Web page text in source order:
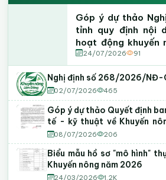
Góp ý dự thảo
tỉnh quy định nội
hoạt động khuyến
tỉnh Lâm Đồng
24/07/2026 91
Nghị định số 268/2026/NĐ-
02/07/2026 465
Góp ý dự thảo Quyết định
tế - kỹ thuật về Khuyến
Lâm Đồng
08/07/2026 206
Biểu mẫu hồ sơ "mô hình"
Khuyến nông năm 2026
24/03/2026 1.2K